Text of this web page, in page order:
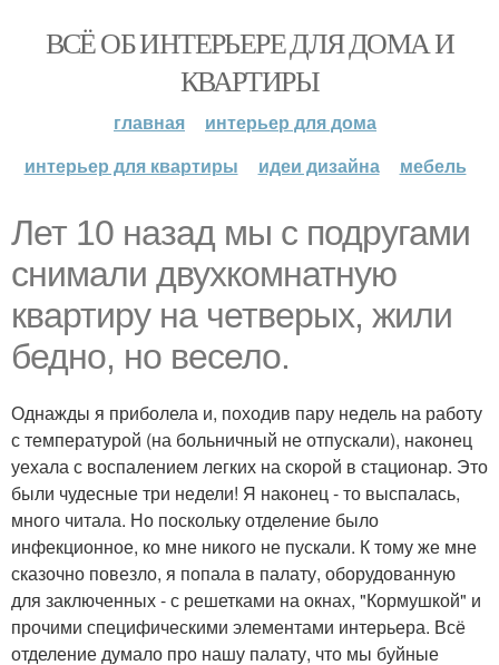
ВСЁ ОБ ИНТЕРЬЕРЕ ДЛЯ ДОМА И
КВАРТИРЫ
главная
интерьер для дома
интерьер для квартиры
идеи дизайна мебель
Лет 10 назад мы с подругами
снимали двухкомнатную
квартиру на четверых, жили
бедно, но весело.
Однажды я приболела и, походив пару недель на работу
с температурой (на больничный не отпускали), наконец
уехала с воспалением легких на скорой в стационар. Это
были чудесные три недели! Я наконец - то выспалась,
много читала. Но поскольку отделение было
инфекционное, ко мне никого не пускали. К тому же мне
сказочно повезло, я попала в палату, оборудованную
для заключенных - с решетками на окнах, "Кормушкой" и
прочими специфическими элементами интерьера. Всё
отделение думало про нашу палату, что мы буйные